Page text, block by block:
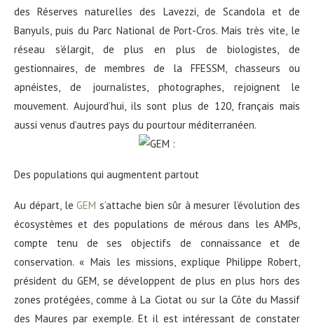
des Réserves naturelles des Lavezzi, de Scandola et de
Banyuls, puis du Parc National de Port-Cros. Mais très vite, le
réseau s’élargit, de plus en plus de biologistes, de
gestionnaires, de membres de la FFESSM, chasseurs ou
apnéistes, de journalistes, photographes, rejoignent le
mouvement. Aujourd’hui, ils sont plus de 120, français mais
aussi venus d’autres pays du pourtour méditerranéen.
Des populations qui augmentent partout
Au départ, leGEM s’attache bien sûr à mesurer l’évolution des
écosystèmes et des populations de mérous dans les AMPs,
compte tenu de ses objectifs de connaissance et de
conservation. « Mais les missions, explique Philippe Robert,
président du GEM, se développent de plus en plus hors des
zones protégées, comme à La Ciotat ou sur la Côte du Massif
des Maures par exemple. Et il est intéressant de constater